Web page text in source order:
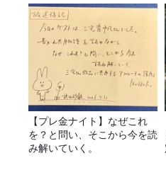
【プレ金ナイト】なぜこれ
を？と問い、そこから今を読
み解いていく。